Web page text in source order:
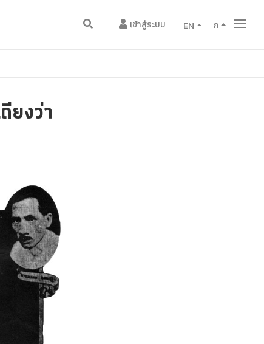
เข้าสู่ระบบ EN ก
ยงว่า